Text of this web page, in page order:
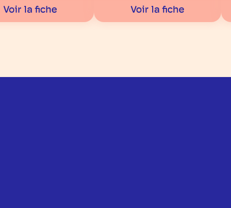
Voir la fiche Voir la fiche